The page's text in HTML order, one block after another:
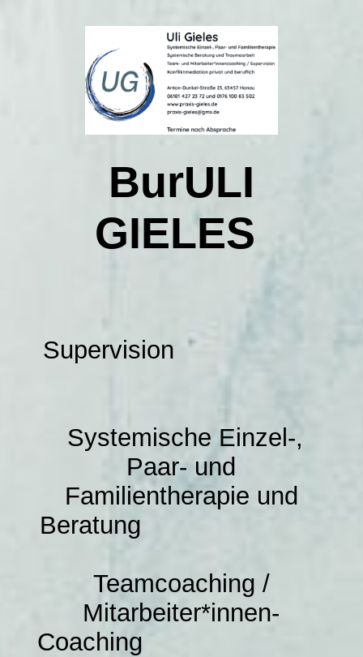
BurULI
GIELES
Supervision
Systemische Einzel-,
Paar- und
Familientherapie und
Beratung
Teamcoaching /
Mitarbeiter*innen-
Coaching
Was heißt systemisches Arbeiten
Meine Beratungsangebote
Meine Qualifikationen in der Übersicht
Referenzen und Kooperationspartner
Rückruf-Service